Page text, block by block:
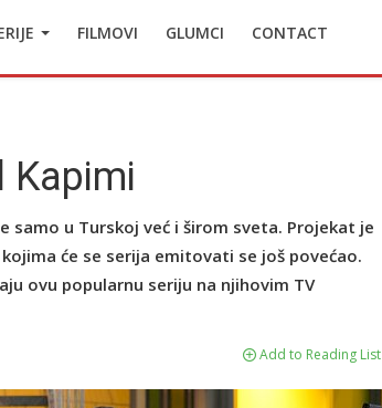
FILMOVI GLUMCI CONTACT
Kapimi
samo u Turskoj već i širom sveta. Projekat je
će se serija emitovati se još povećao.
ovu popularnu seriju na njihovim TV
Add to Reading List